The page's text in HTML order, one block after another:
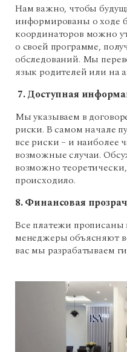
Нам важно, чтобы
информированы о ходе
координаторов можно
о своей программе,
обследований. Мы
язык родителей или на
7. Доступная
Мы указываем в
риски. В самом начале
все риски – и наиболее
возможные случаи.
возможно
происходило.
8. Финансовая
Все платежи
менеджеры объясняют
вас мы разрабатываем